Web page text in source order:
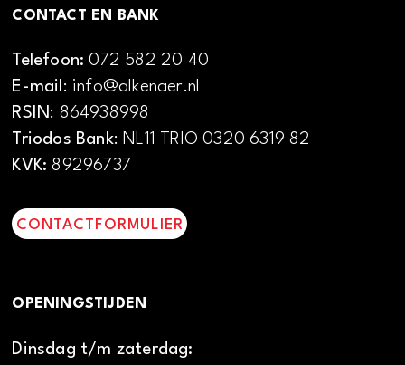
CONTACT EN BANK
Telefoon:072 582 20 40
E-mail: info@alkenaer.nl
RSIN: 864938998
Triodos Bank: NL11 TRIO 0320 6319 82
KVK: 89296737
CONTACTFORMULIER
OPENINGSTIJDEN
Dinsdag t/m zaterdag: